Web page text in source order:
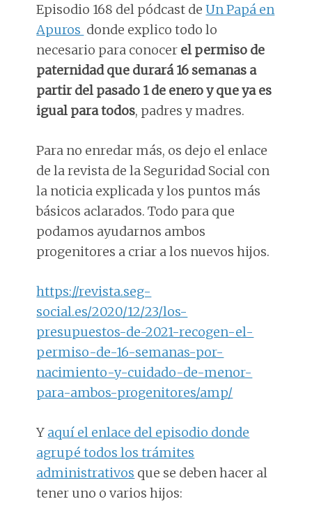
Episodio 168 del pódcast deUn Papá en
Apuros donde explico todo lo
necesario para conocer el permiso de
paternidad que durará 16 semanas a
partir del pasado 1 de enero y que ya es
igual para todos, padres y madres.
Para no enredar más, os dejo el enlace
de la revista de la Seguridad Social con
la noticia explicada y los puntos más
básicos aclarados. Todo para que
podamos ayudarnos ambos
progenitores a criar a los nuevos hijos.
https://revista.seg-
social.es/2020/12/23/los-
presupuestos-de-2021-recogen-el-
permiso-de-16-semanas-por-
nacimiento-y-cuidado-de-menor-
para-ambos-progenitores/amp/
Y aquí el enlace del episodio donde
agrupé todos los trámites
administrativos que se deben hacer al
tener uno o varios hijos: